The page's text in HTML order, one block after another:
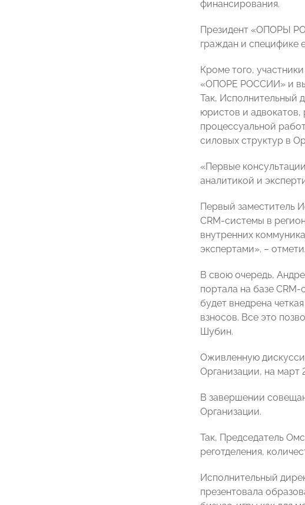
финансирования.
Президент «ОПОРЫ
граждан и специфике
Кроме того,
«ОПОРЕ РОССИИ» и
Так,
юристов и
процессуальной
силовых структур в
«Первые
аналитикой и
Первый заместитель
CRM-системы в
внутренних
экспертами». –
В свою очередь,
портала на базе
будет внедрена
взносов. Все это
Шубин.
Оживленную
Организации, на март
В завершении
Организации.
Так, Председатель
реготделения,
Исполнительный
презентовала